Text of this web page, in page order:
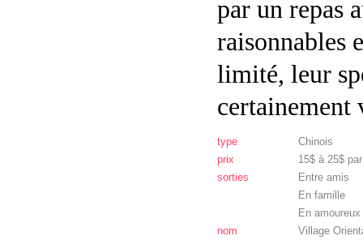
par un repas
raisonnables
limité, leur
certainement
type
Chinois
prix
15$ à 25$
sorties
Entre amis
En famille
En amoureux
nom
Village